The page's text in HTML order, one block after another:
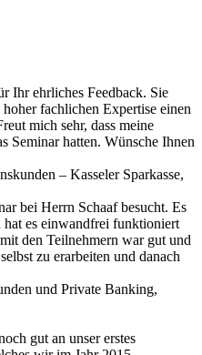
Ihr ehrliches Feedback. Sie
fachlichen Expertise einen
mich sehr, dass meine
Seminar hatten. Wünsche Ihnen
– Kasseler Sparkasse,
bei Herrn Schaaf besucht. Es
hat es einwandfrei funktioniert
den Teilnehmern war gut und
zu erarbeiten und danach
und Private Banking,
gut an unser erstes